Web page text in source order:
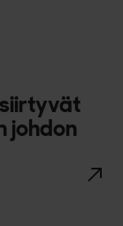
johdon